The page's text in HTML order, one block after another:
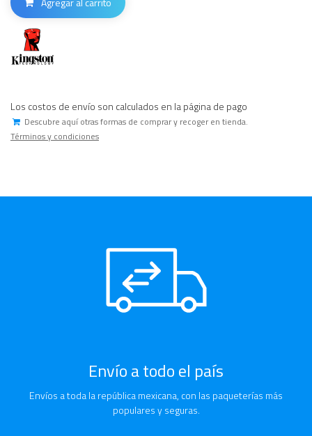
Los costos de envío son calculados en la página de pago
Descubre aquí otras formas de comprar y recoger en tienda.
Términos y condiciones
Envío a todo el país
Envíos a toda la república mexicana, con las paqueterías más
populares y seguras.